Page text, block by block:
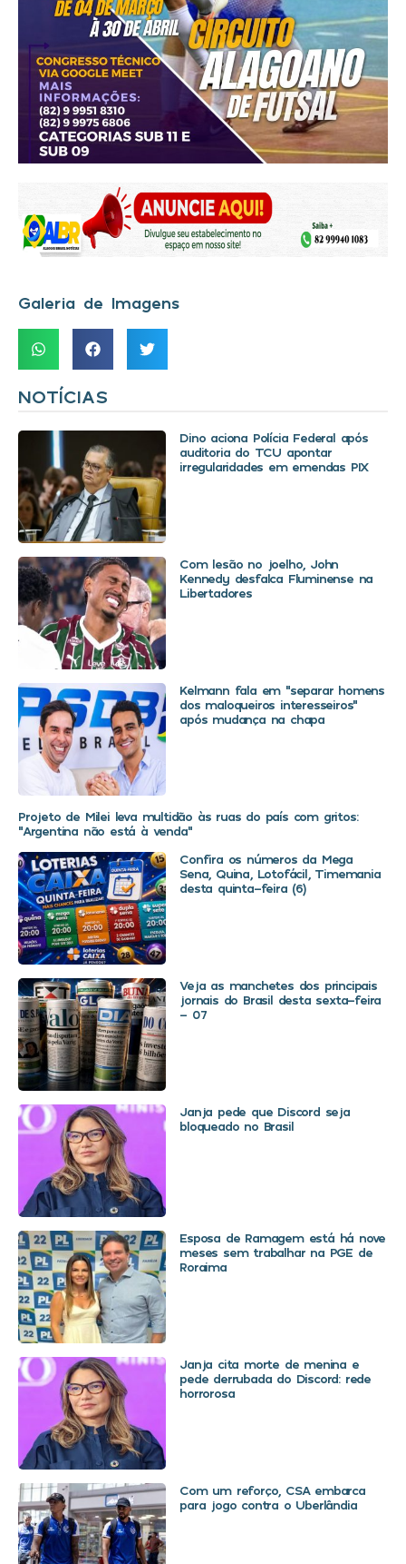
Galeria de Imagens
NOTÍCIAS
Dino aciona Polícia Federal após
auditoria do TCU apontar
irregularidades em emendas PIX
Com lesão no joelho, John
Kennedy desfalca Fluminense na
Libertadores
Kelmann fala em “separar homens
dos maloqueiros interesseiros”
após mudança na chapa
Projeto de Milei leva multidão às ruas do país com gritos:
“Argentina não está à venda”
Confira os números da Mega
Sena, Quina, Lotofácil, Timemania
desta quinta-feira (6)
Veja as manchetes dos principais
jornais do Brasil desta sexta-feira
– 07
Janja pede que Discord seja
bloqueado no Brasil
Esposa de Ramagem está há nove
meses sem trabalhar na PGE de
Roraima
Janja cita morte de menina e
pede derrubada do Discord: rede
horrorosa
Com um reforço, CSA embarca
para jogo contra o Uberlândia